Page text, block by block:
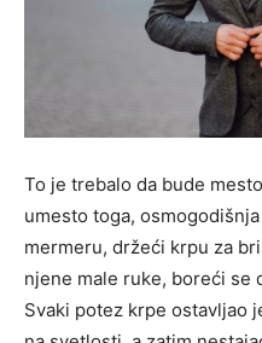
To je trebalo da bude
umesto toga,
mermeru, držeći krpu za
njene male ruke, boreći se
Svaki potez krpe ostavljao